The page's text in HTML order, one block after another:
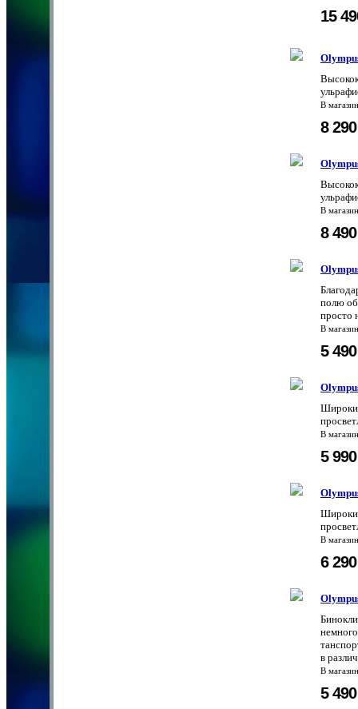
15
В
8
В
8
полю
просто
В
5
В
5
В
6
в
В
5